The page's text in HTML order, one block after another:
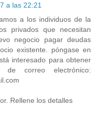
a las 22:21
a los individuos de la
privados que necesitan
negocio pagar deudas
existente. póngase en
interesado para obtener
correo electrónico:
Rellene los detalles